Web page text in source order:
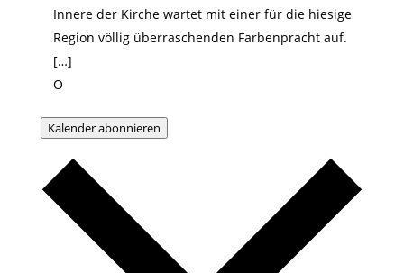
Innere der Kirche wartet mit einer für die hiesige
Region völlig überraschenden Farbenpracht auf.
[…]
O
Kalender abonnieren